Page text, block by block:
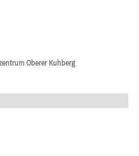
Oberer Kuhberg